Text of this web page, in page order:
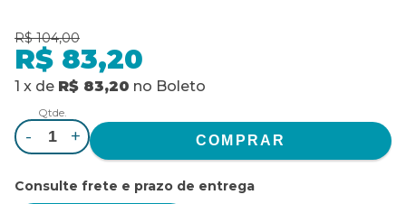
R$ 104,00
R$ 83,20
1 x de R$ 83,20 no Boleto
Qtde.
- +
Consulte frete e prazo de entrega